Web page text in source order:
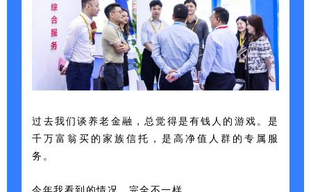
过去我们谈养老金融，总觉得是有钱人的游戏。是
千万富翁买的家族信托，是高净值人群的专属服
务。